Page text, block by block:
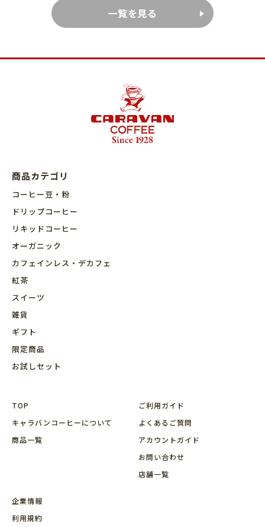
一覧を見る
商品カテゴリ
コーヒー豆・粉
ドリップコーヒー
リキッドコーヒー
オーガニック
カフェインレス・デカフェ
紅茶
スイーツ
雑貨
ギフト
限定商品
お試しセット
TOP
キャラバンコーヒーについて
商品⼀覧
ご利用ガイド
よくあるご質問
アカウントガイド
お問い合わせ
店舗⼀覧
企業情報
利用規約